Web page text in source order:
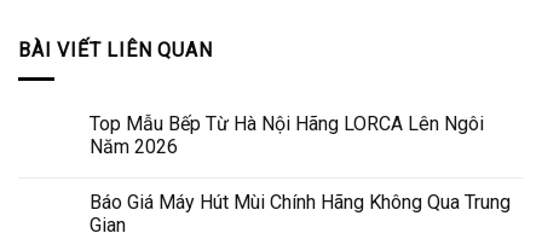
BÀI VIẾT LIÊN QUAN
Top Mẫu Bếp Từ Hà Nội Hãng LORCA Lên Ngôi
Năm 2026
Báo Giá Máy Hút Mùi Chính Hãng Không Qua Trung
Gian